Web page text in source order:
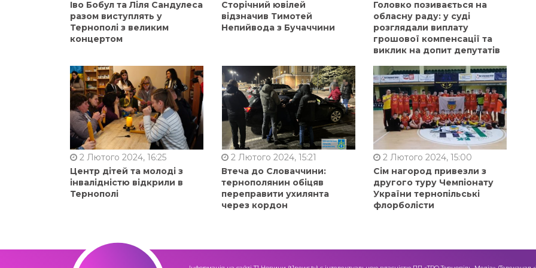
Іво Бобул та Ліля Сандулеса
разом виступлять у
Тернополі з великим
концертом
Сторічний ювілей
відзначив Тимотей
Непийвода з Бучаччини
Головко позивається на
обласну раду: у суді
розглядали виплату
грошової компенсації та
виклик на допит депутатів
2 Лютого 2024, 16:25
Центр дітей та молоді з
інвалідністю відкрили в
Тернополі
2 Лютого 2024, 15:21
Втеча до Словаччини:
тернополянин обіцяв
переправити ухилянта
через кордон
2 Лютого 2024, 15:00
Сім нагород привезли з
другого туру Чемпіонату
України тернопільські
флорболісти